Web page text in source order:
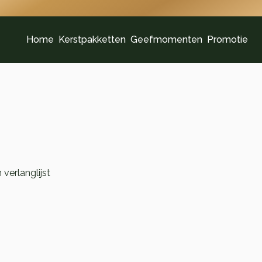
Home Kerstpakketten Geefmomenten Promotie
verlanglijst